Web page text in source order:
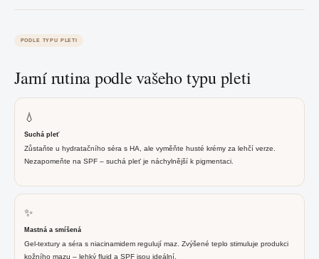
PODLE TYPU PLETI
Jarní rutina podle vašeho typu pleti
💧
Suchá pleť
Zůstaňte u hydratačního séra s HA, ale vyměňte husté krémy za lehčí verze.
Nezapomeňte na SPF – suchá pleť je náchylnější k pigmentaci.
✨
Mastná a smíšená
Gel-textury a séra s niacinamidem regulují maz. Zvýšené teplo stimuluje produkci
kožního mazu – lehký fluid a SPF jsou ideální.